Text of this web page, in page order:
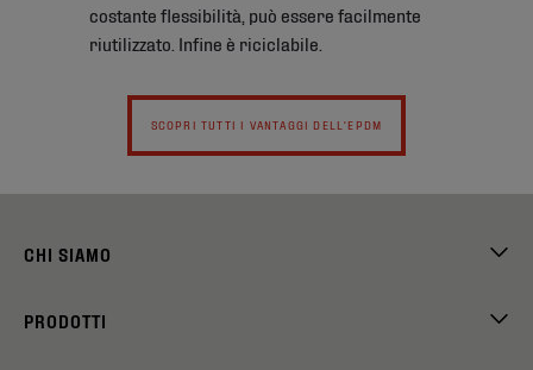
costante flessibilità, può essere facilmente
riutilizzato. Infine è riciclabile.
SCOPRI TUTTI I VANTAGGI DELL'EPDM
CHI SIAMO
PRODOTTI